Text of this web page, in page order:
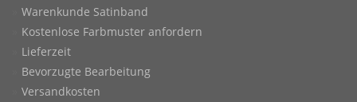
Warenkunde Satinband
Kostenlose Farbmuster anfordern
Lieferzeit
Bevorzugte Bearbeitung
Versandkosten